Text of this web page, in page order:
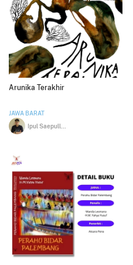
Arunika Terakhir
JAWA BARAT